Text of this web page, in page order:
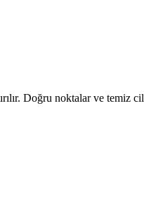
Doğru noktalar ve temiz